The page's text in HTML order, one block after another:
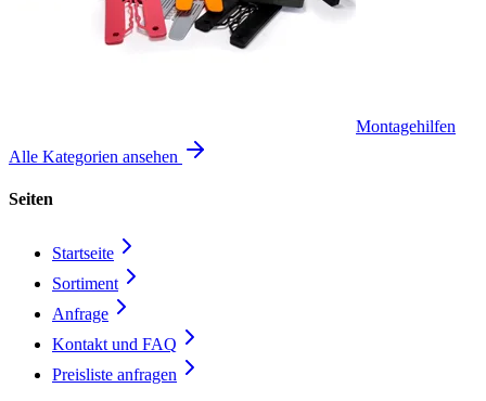
Montagehilfen
Alle Kategorien ansehen
Seiten
Startseite
Sortiment
Anfrage
Kontakt und FAQ
Preisliste anfragen